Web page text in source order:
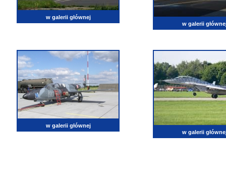
w galerii głównej
w galerii
w galerii głównej
w galerii